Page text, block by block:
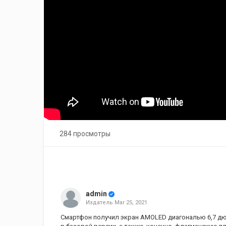
284 просмотры
admin
Издатель Mar 25, 2021
Смартфон получил экран AMOLED диагональю 6,7